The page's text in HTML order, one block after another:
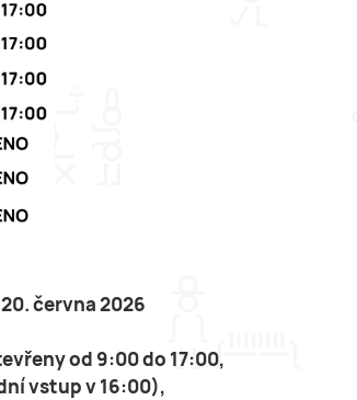
června 2026
od 9:00 do 17:00,
vstup v 16:00),